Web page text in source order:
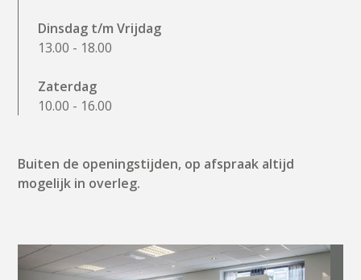
Dinsdag t/m Vrijdag
13.00 - 18.00
Zaterdag
10.00 - 16.00
Buiten de openingstijden, op afspraak altijd
mogelijk in overleg.